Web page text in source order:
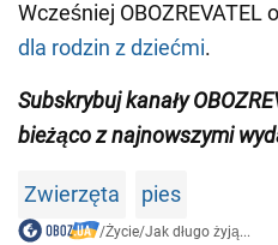
Wcześniej OBOZREVATEL
dla rodzin z dziećmi.
Subskrybuj kanały
bieżąco z najnowszymi
Zwierzęta pies
/Życie/Jak długo żyją...